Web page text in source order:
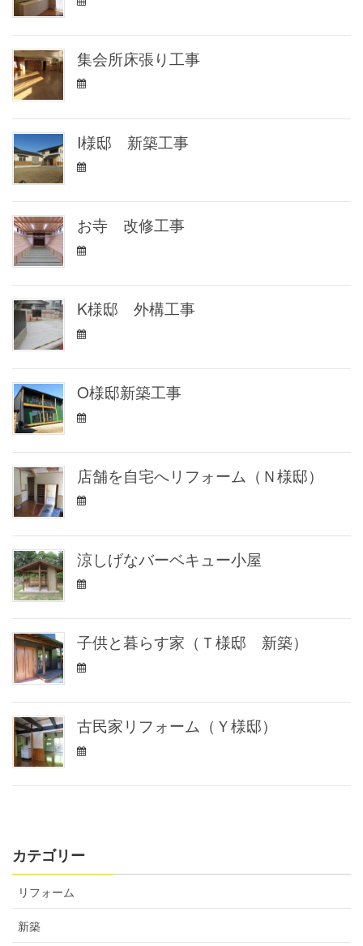
集会所床張り工事
I様邸 新築工事
お寺 改修工事
K様邸 外構工事
O様邸新築工事
店舗を自宅へリフォーム（Ｎ様邸）
涼しげなバーベキュー小屋
子供と暮らす家（Ｔ様邸 新築）
古民家リフォーム（Ｙ様邸）
カテゴリー
リフォーム
新築